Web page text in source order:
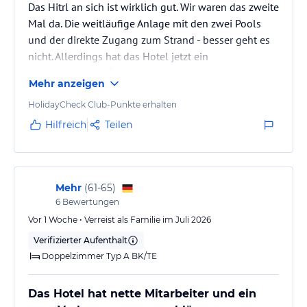
Das Hitrl an sich ist wirklich gut. Wir waren das zweite
Mal da. Die weitläufige Anlage mit den zwei Pools
und der direkte Zugang zum Strand - besser geht es
nicht. Allerdings hat das Hotel jetzt ein
dass es noch niedlich ist, wenn die Vögel auch in die
Lobby fliegen, hört der Spaß doch wohl auf, wenn sie
im Speisesaal sind. Sie haben sich auch nicht
dort hinein, sitzen auf Stühlen, Tischen, Böden und
hoffen,…
Mehr anzeigen
HolidayCheck Club-Punkte erhalten
Hilfreich Teilen
Mehr (61-65)
6 Bewertungen
Vor 1 Woche • Verreist als Familie im Juli 2026
Verifizierter Aufenthalt
Doppelzimmer Typ A BK/TE
Das Hotel hat nette Mitarbeiter und ein